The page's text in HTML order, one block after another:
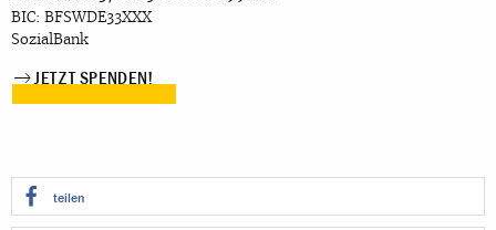
BIC: BFSWDE33XXX
SozialBank
JETZT SPENDEN!
teilen